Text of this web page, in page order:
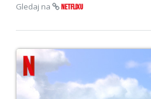
Gledaj na
NETFLIXU